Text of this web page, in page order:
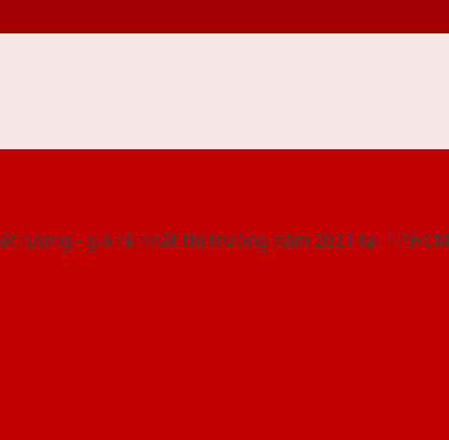
lượng - giá rẻ nhất thị trường năm 2021 tại TP.HCM